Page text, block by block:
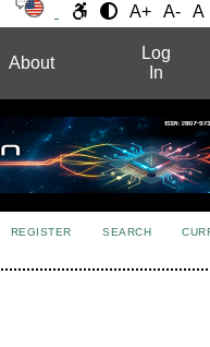
A+ A- A
About
Log
In
REGISTER SEARCH